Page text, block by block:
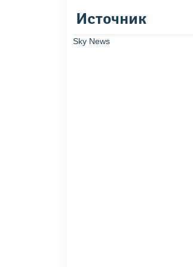
Источник
Sky News